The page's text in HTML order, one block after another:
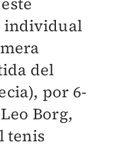
individual
del
por 6-
Borg,
tenis